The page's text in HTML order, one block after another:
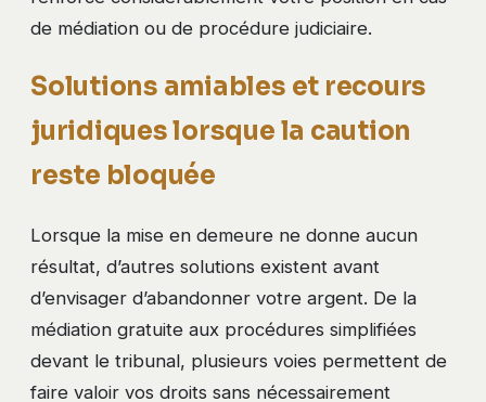
de médiation ou de procédure judiciaire.
Solutions amiables et recours
juridiques lorsque la caution
reste bloquée
Lorsque la mise en demeure ne donne aucun
résultat, d’autres solutions existent avant
d’envisager d’abandonner votre argent. De la
médiation gratuite aux procédures simplifiées
devant le tribunal, plusieurs voies permettent de
faire valoir vos droits sans nécessairement